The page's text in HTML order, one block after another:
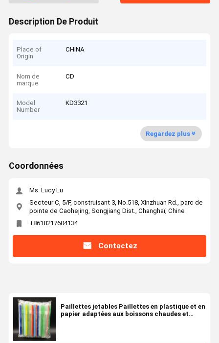
Description De Produit
Place of
Origin
CHINA
Nom de
marque
CD
Model
Number
KD3321
Regardez plus
Coordonnées
Ms. Lucy Lu
Secteur C, 5/F, construisant 3, No.518, Xinzhuan Rd., parc de
pointe de Caohejing, Songjiang Dist., Changhaï, Chine
+8618217604134
Contactez
Paillettes jetables Paillettes en plastique et en
papier adaptées aux boissons chaudes et